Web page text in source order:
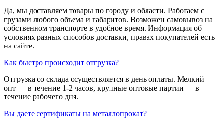
Да, мы доставляем товары по городу и области. Работаем с
грузами любого объема и габаритов. Возможен самовывоз на
собственном транспорте в удобное время. Информация об
условиях разных способов доставки, правах покупателей есть
на сайте.
Как быстро происходит отгрузка?
Отгрузка со склада осуществляется в день оплаты. Мелкий
опт — в течение 1-2 часов, крупные оптовые партии — в
течение рабочего дня.
Вы даете сертификаты на металлопрокат?